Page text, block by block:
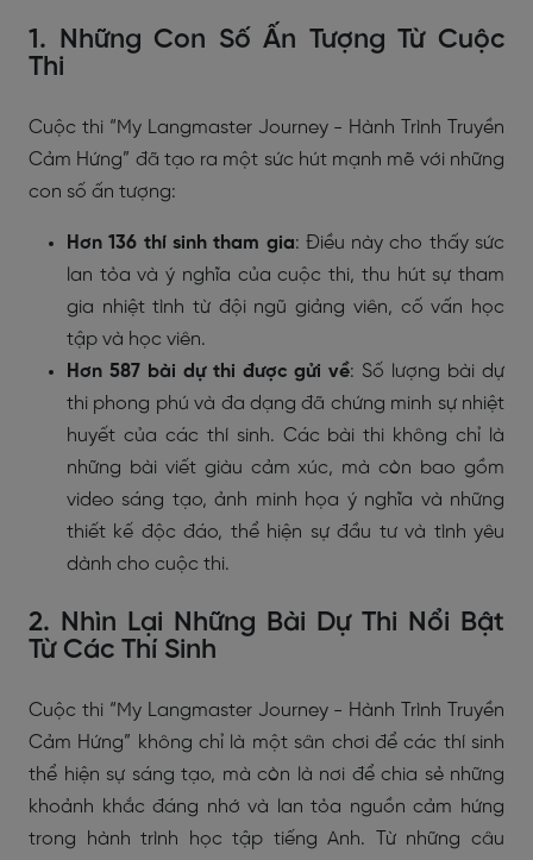
1. Những Con Số Ấn Tượng Từ Cuộc
Thi
Cuộc thi “My Langmaster Journey - Hành Trình Truyền
Cảm Hứng” đã tạo ra một sức hút mạnh mẽ với những
con số ấn tượng:
Hơn 136 thí sinh tham gia: Điều này cho thấy sức
lan tỏa và ý nghĩa của cuộc thi, thu hút sự tham
gia nhiệt tình từ đội ngũ giảng viên, cố vấn học
tập và học viên.
Hơn 587 bài dự thi được gửi về: Số lượng bài dự
thi phong phú và đa dạng đã chứng minh sự nhiệt
huyết của các thí sinh. Các bài thi không chỉ là
những bài viết giàu cảm xúc, mà còn bao gồm
video sáng tạo, ảnh minh họa ý nghĩa và những
thiết kế độc đáo, thể hiện sự đầu tư và tình yêu
dành cho cuộc thi.
2. Nhìn Lại Những Bài Dự Thi Nổi Bật
Từ Các Thí Sinh
Cuộc thi “My Langmaster Journey - Hành Trình Truyền
Cảm Hứng” không chỉ là một sân chơi để các thí sinh
thể hiện sự sáng tạo, mà còn là nơi để chia sẻ những
khoảnh khắc đáng nhớ và lan tỏa nguồn cảm hứng
trong hành trình học tập tiếng Anh. Từ những câu